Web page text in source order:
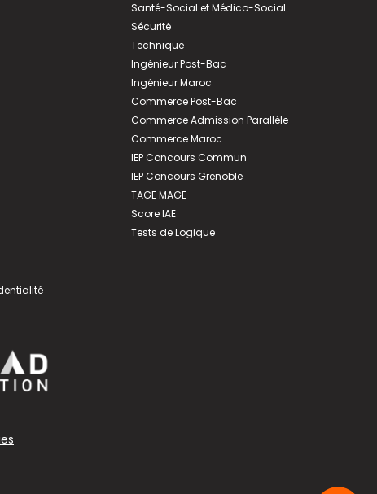
Santé-Social et Médico-Social
Sécurité
Technique
Ingénieur Post-Bac
Ingénieur Maroc
Commerce Post-Bac
Commerce Admission Parallèle
Commerce Maroc
IEP Concours Commun
IEP Concours Grenoble
TAGE MAGE
Score IAE
Tests de Logique